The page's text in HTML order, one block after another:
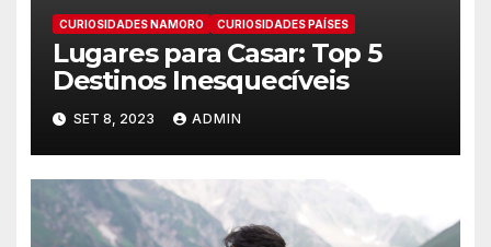
CURIOSIDADES NAMORO CURIOSIDADES PAÍSES
Lugares para Casar: Top 5
Destinos Inesquecíveis
SET 8, 2023 ADMIN